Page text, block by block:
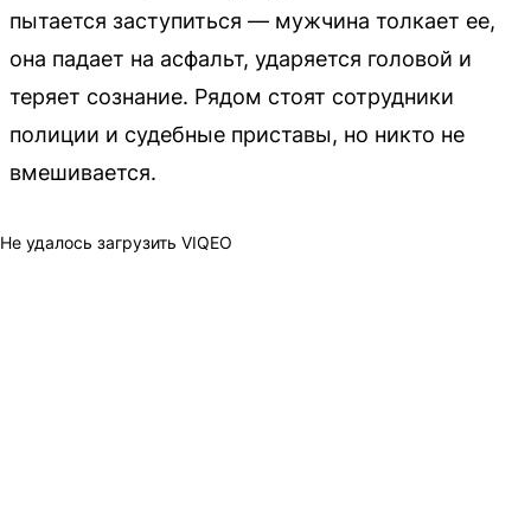
пытается заступиться — мужчина толкает ее,
она падает на асфальт, ударяется головой и
теряет сознание. Рядом стоят сотрудники
полиции и судебные приставы, но никто не
вмешивается.
Не удалось загрузить VIQEO